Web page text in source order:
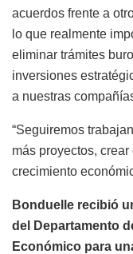
acuerdos frente a
lo que realmente
eliminar trámites
inversiones
a nuestras
“Seguiremos
más proyectos,
crecimiento
Bonduelle recibió
del Departamento
Económico para